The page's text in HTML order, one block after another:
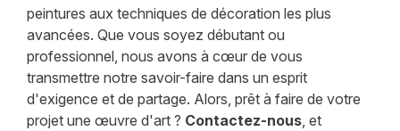
peintures aux techniques de décoration les plus
avancées. Que vous soyez débutant ou
professionnel, nous avons à cœur de vous
transmettre notre savoir-faire dans un esprit
d'exigence et de partage. Alors, prêt à faire de votre
projet une œuvre d'art ? Contactez-nous, et